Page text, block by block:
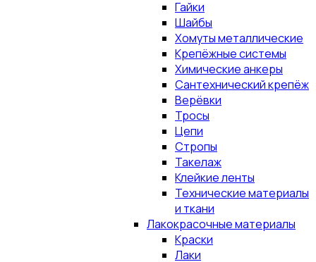
Гайки
Шайбы
Хомуты металлические
Крепёжные системы
Химические анкеры
Сантехнический крепёж
Верёвки
Тросы
Цепи
Стропы
Такелаж
Клейкие ленты
Технические материалы
и ткани
Лакокрасочные материалы
Краски
Лаки